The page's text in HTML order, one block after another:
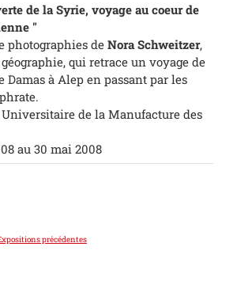
de la Syrie, voyage au coeur de
"
photographies de Nora Schweitzer,
qui retrace un voyage de
Damas à Alep en passant par les
de la Manufacture des
au 30 mai 2008
précédentes